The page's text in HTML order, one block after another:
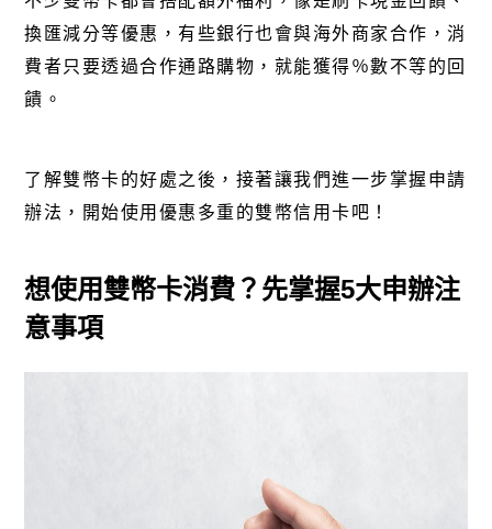
換匯減分等優惠，有些銀行也會與海外商家合作，消
費者只要透過合作通路購物，就能獲得％數不等的回
饋。
了解雙幣卡的好處之後，接著讓我們進一步掌握申請
辦法，開始使用優惠多重的雙幣信用卡吧！
想使用雙幣卡消費？先掌握5大申辦注
意事項